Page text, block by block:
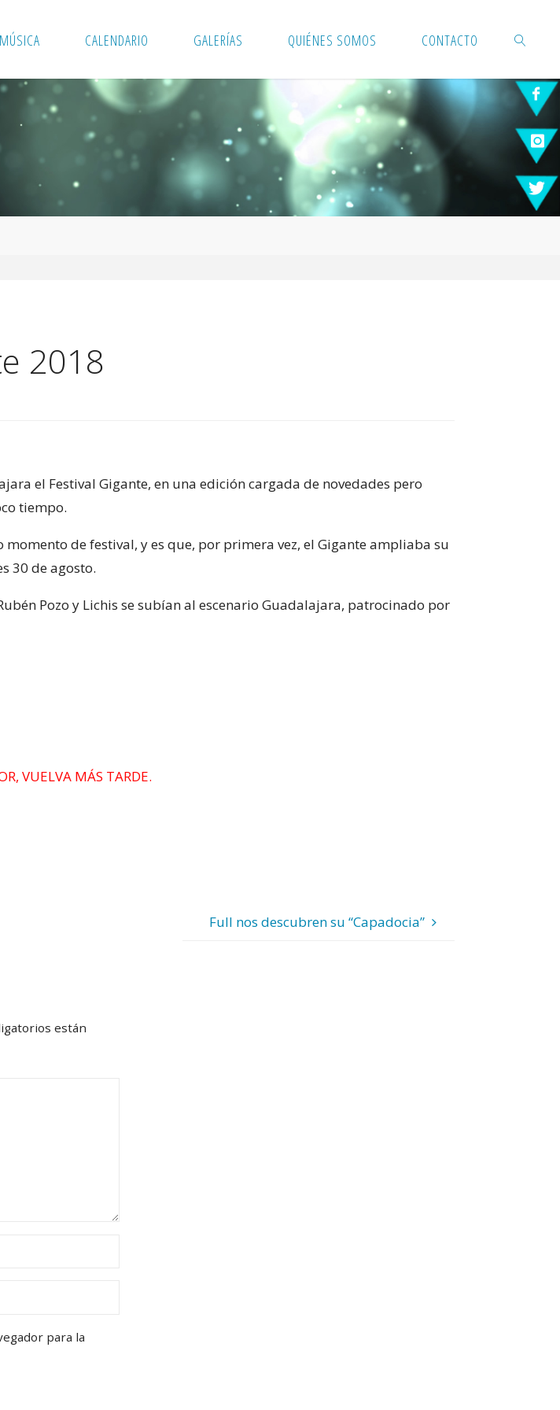
MÚSICA CALENDARIO GALERÍAS QUIÉNES SOMOS CONTACTO
BUSCAR
2018
el Festival Gigante, en una edición cargada de novedades pero
tiempo.
de festival, y es que, por primera vez, el Gigante ampliaba su
30 de agosto.
Pozo y Lichis se subían al escenario Guadalajara, patrocinado por
VUELVA MÁS TARDE.
Full nos descubren su “Capadocia”
están
para la